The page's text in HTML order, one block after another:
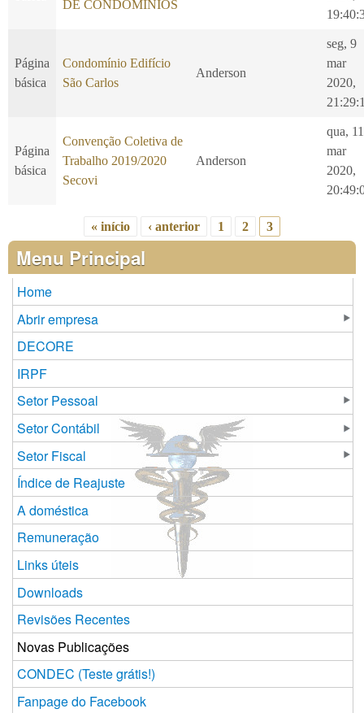
DE CONDOMÍNIOS
Página
básica
Condomínio Edifício
São Carlos
Anderson
seg, 9
mar
2020,
Página
básica
Convenção Coletiva de
Trabalho 2019/2020
Secovi
Anderson
qua, 11
mar
2020,
Páginas
« início ‹ anterior 1 2 3
Menu Principal
Home
Abrir empresa
DECORE
IRPF
Setor Pessoal
Setor Contábil
Setor Fiscal
Índice de Reajuste
A doméstica
Remuneração
Links úteis
Downloads
Revisões Recentes
Novas Publicações
CONDEC (Teste grátis!)
Fanpage do Facebook